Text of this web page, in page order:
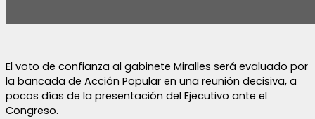
El voto de confianza al gabinete Miralles será evaluado por
la bancada de Acción Popular en una reunión decisiva, a
pocos días de la presentación del Ejecutivo ante el
Congreso.